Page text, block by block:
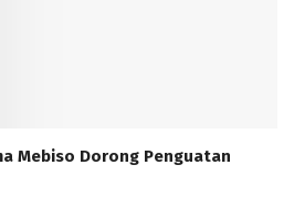
Mebiso Dorong Penguatan